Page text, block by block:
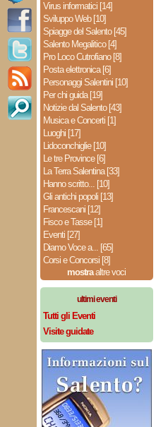
Virus informatici [14]
Sviluppo Web [10]
Spiagge del Salento [45]
Salento Megalitico [4]
Pro Loco Cutrofiano [8]
Posta elettronica [6]
Personaggi Salentini [10]
Per chi guida [19]
Notizie dal Salento [43]
Musica e Concerti [1]
Luoghi [17]
Lidoconchiglie [10]
Le tre Province [6]
La Terra Salentina [33]
Hanno scritto... [10]
Gli antichi popoli [13]
Francescani [12]
Fisco e Tasse [1]
Eventi [27]
Diamo Voce a... [65]
Corsi e Concorsi [8]
mostraaltre voci
ultimi eventi
Tutti gli Eventi
Visite guidate